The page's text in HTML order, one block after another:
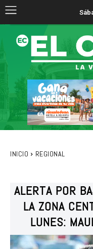
INICIO REGIONAL
ALERTA POR
LA ZONA
LUNES: